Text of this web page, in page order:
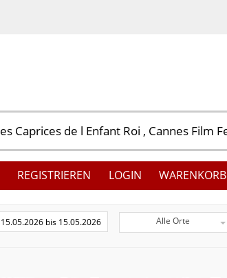
REGISTRIEREN LOGIN WARENKORB
Alle Orte